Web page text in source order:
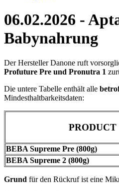
06.02.2026 -
Babynahrung
Der Hersteller Danone ruft
Profuture Pre und Pronutra 1
Die untere Tabelle enthält alle
Mindesthaltbarkeitsdaten:
PRODUCT
BEBA Supreme Pre (800g)
BEBA Supreme 2 (800g)
Grund für den Rückruf ist eine